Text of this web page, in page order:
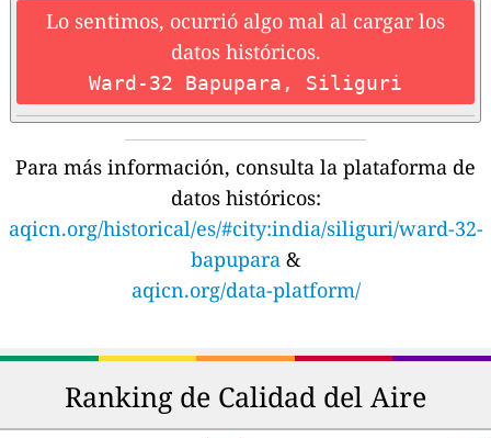
Lo sentimos, ocurrió algo mal al cargar los
datos históricos.
Ward-32 Bapupara, Siliguri
Para más información, consulta la plataforma de
datos históricos:
aqicn.org/historical/es/#city:india/siliguri/ward-32-
bapupara &
aqicn.org/data-platform/
Ranking de Calidad del Aire